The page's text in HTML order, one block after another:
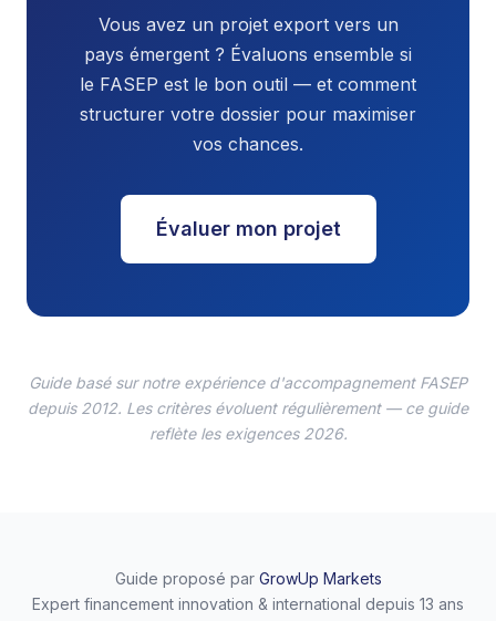
Vous avez un projet export vers un
pays émergent ? Évaluons ensemble si
le FASEP est le bon outil — et comment
structurer votre dossier pour maximiser
vos chances.
Évaluer mon projet
Guide basé sur notre expérience d'accompagnement FASEP
depuis 2012. Les critères évoluent régulièrement — ce guide
reflète les exigences 2026.
Guide proposé par GrowUp Markets
Expert financement innovation & international depuis 13 ans